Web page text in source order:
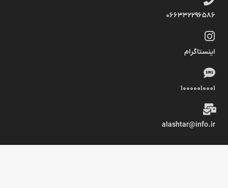
066332296586
اینستاگرام
10000010001
alashtar@info.ir